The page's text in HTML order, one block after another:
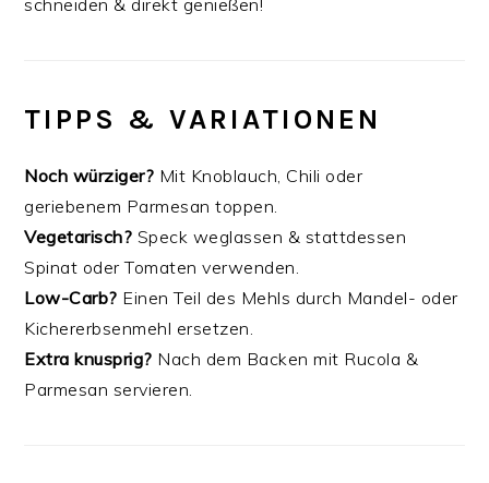
schneiden & direkt genießen!
TIPPS & VARIATIONEN
Noch würziger? Mit Knoblauch, Chili oder
geriebenem Parmesan toppen.
Vegetarisch? Speck weglassen & stattdessen
Spinat oder Tomaten verwenden.
Low-Carb? Einen Teil des Mehls durch Mandel- oder
Kichererbsenmehl ersetzen.
Extra knusprig? Nach dem Backen mit Rucola &
Parmesan servieren.